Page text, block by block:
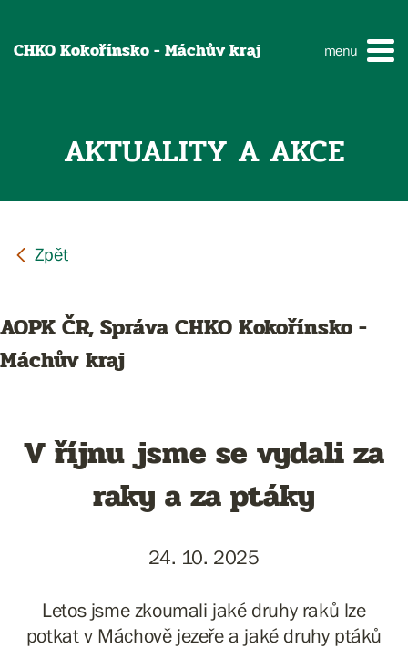
CHKO Kokořínsko - Máchův kraj menu
AKTUALITY A AKCE
AOPK ČR, Správa CHKO Kokořínsko -
Máchův kraj
V říjnu jsme se vydali za
raky a za ptáky
24. 10. 2025
Letos jsme zkoumali jaké druhy raků lze
potkat v Máchově jezeře a jaké druhy ptáků